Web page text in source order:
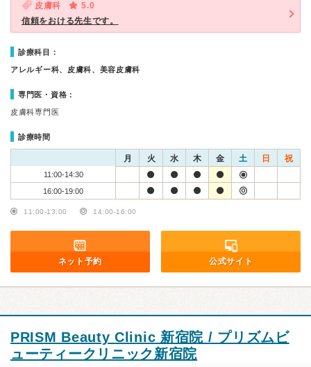
皮膚科
5.0
信頼をおける先生です。
診療科目：
アレルギー科、皮膚科、美容皮膚科
専門医・資格：
皮膚科専門医
診療時間
月 火 水 木 金 土 日 祝
11:00-14:30
16:00-19:00
11:00-13:00 14:00-16:00
ネット予約 公式サイト
PRISM Beauty Clinic 新宿院 / プリズムビ
ューティークリニック新宿院